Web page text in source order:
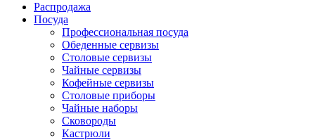
Распродажа
Посуда
Профессиональная посуда
Обеденные сервизы
Столовые сервизы
Чайные сервизы
Кофейные сервизы
Столовые приборы
Чайные наборы
Сковороды
Кастрюли